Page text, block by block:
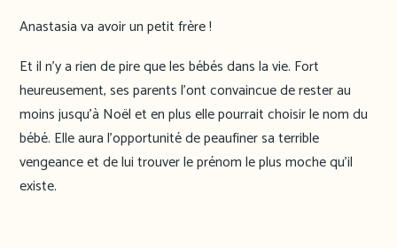
Anastasia va avoir un petit frère !
Et il n’y a rien de pire que les bébés dans la vie. Fort
heureusement, ses parents l’ont convaincue de rester au
moins jusqu’à Noël et en plus elle pourrait choisir le nom du
bébé. Elle aura l’opportunité de peaufiner sa terrible
vengeance et de lui trouver le prénom le plus moche qu’il
existe.